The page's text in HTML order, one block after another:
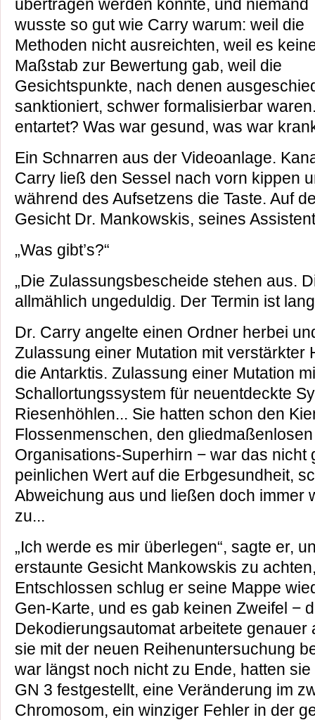
übertragen werden konnte, und niemand
wusste so gut wie Carry warum: weil die
Methoden nicht ausreichten, weil es
Maßstab zur Bewertung gab, weil die
Gesichtspunkte, nach denen
sanktioniert, schwer formalisierbar
entartet? Was war gesund, was war
Ein Schnarren aus der Videoanlage.
Carry ließ den Sessel nach vorn kippen
während des Aufsetzens die Taste. Auf
Gesicht Dr. Mankowskis, seines
„Was gibt’s?“
„Die Zulassungsbescheide stehen aus.
allmählich ungeduldig. Der Termin ist
Dr. Carry angelte einen Ordner herbei
Zulassung einer Mutation mit verstärkter
die Antarktis. Zulassung einer Mutation
Schallortungssystem für neuentdeckte
Riesenhöhlen... Sie hatten schon den
Flossenmenschen, den
Organisations-Superhirn − war das nicht
peinlichen Wert auf die Erbgesundheit,
Abweichung aus und ließen doch immer
zu...
„Ich werde es mir überlegen“, sagte er,
erstaunte Gesicht Mankowskis zu
Entschlossen schlug er seine Mappe
Gen-Karte, und es gab keinen Zweifel −
Dekodierungsautomat arbeitete genauer
sie mit der neuen Reihenuntersuchung
war längst noch nicht zu Ende, hatten
GN 3 festgestellt, eine Veränderung im
Chromosom, ein winziger Fehler in der